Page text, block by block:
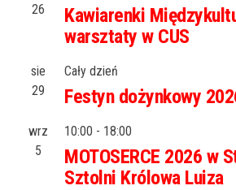
26
Kawiarenki
warsztaty w CUS
sie
29
Cały dzień
Festyn dożynkowy
wrz
5
10:00 - 18:00
MOTOSERCE 2026 w
Sztolni Królowa Luiza